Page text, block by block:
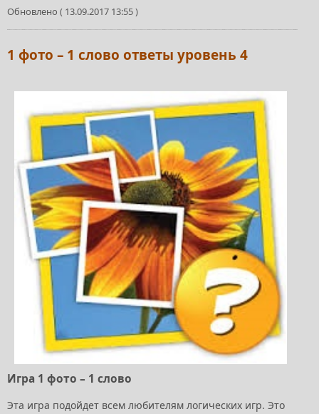
Обновлено ( 13.09.2017 13:55 )
1 фото – 1 слово ответы уровень 4
Игра 1 фото – 1 слово
Эта игра подойдет всем любителям логических игр. Это